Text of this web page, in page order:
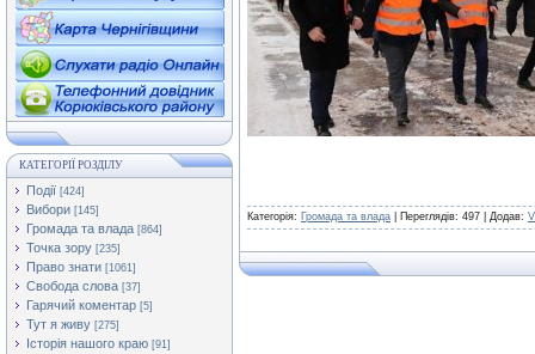
КАТЕГОРІЇ РОЗДІЛУ
Події [424]
Вибори [145]
Громада та влада [864]
Точка зору [235]
Право знати [1061]
Свобода слова [37]
Гарячий коментар [5]
Тут я живу [275]
Історія нашого краю [91]
Категорія: Громада та влада | Переглядів: 497 | Додав: